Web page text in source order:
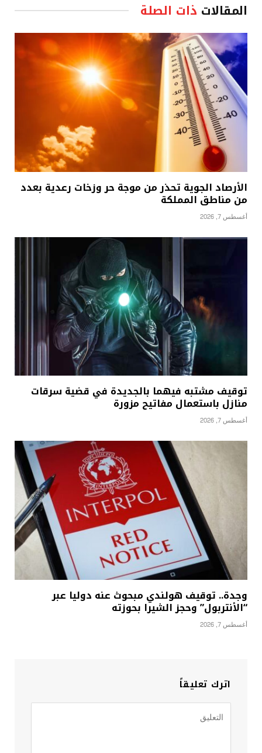
المقالات ذات الصلة
الأرصاد الجوية تحذر من موجة حر وزخات رعدية بعدد
من مناطق المملكة
أغسطس 7, 2026
توقيف مشتبه فيهما بالجديدة في قضية سرقات
منازل باستعمال مفاتيح مزورة
أغسطس 7, 2026
وجدة.. توقيف هولندي مبحوث عنه دوليا عبر
“الأنتربول” وحجز الشيرا بحوزته
أغسطس 7, 2026
اترك تعليقاً